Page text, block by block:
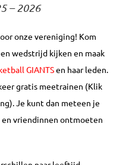
– 2026
onze vereniging! Kom
wedstrijd kijken en maak
GIANTSen haar leden.
gratis meetrainen (Klik
Je kunt dan meteen je
vriendinnen ontmoeten